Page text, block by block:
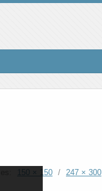
150 × 150 / 247 × 300